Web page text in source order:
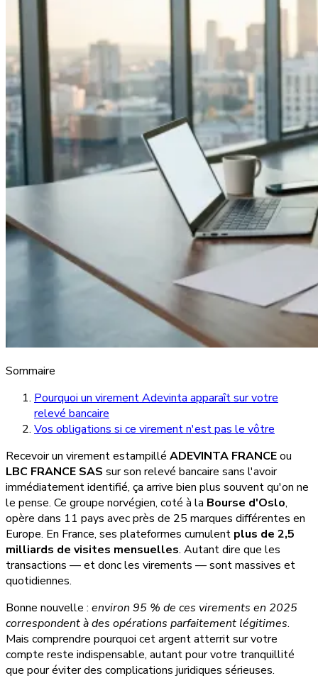
Sommaire
Pourquoi un virement Adevinta apparaît sur votre
relevé bancaire
Vos obligations si ce virement n'est pas le vôtre
Recevoir un virement estampillé ADEVINTA FRANCEou
LBC FRANCE SAS sur son relevé bancaire sans l'avoir
immédiatement identifié, ça arrive bien plus souvent qu'on ne
le pense. Ce groupe norvégien, coté à la Bourse d'Oslo,
opère dans 11 pays avec près de 25 marques différentes en
Europe. En France, ses plateformes cumulent plus de 2,5
milliards de visites mensuelles. Autant dire que les
transactions — et donc les virements — sont massives et
quotidiennes.
Bonne nouvelle : environ 95 % de ces virements en 2025
correspondent à des opérations parfaitement légitimes.
Mais comprendre pourquoi cet argent atterrit sur votre
compte reste indispensable, autant pour votre tranquillité
que pour éviter des complications juridiques sérieuses.